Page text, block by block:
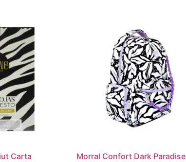
Carta
Morral Confort Dark Paradise